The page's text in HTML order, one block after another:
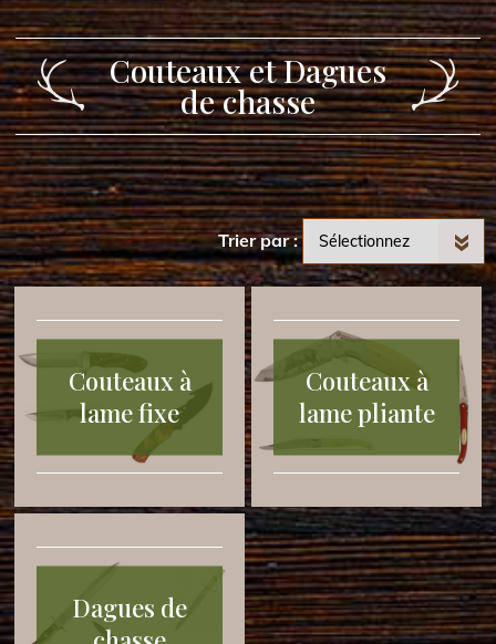
Couteaux et Dagues
de chasse
Trier par
Couteaux à
lame fixe
Couteaux à
lame pliante
Dagues de